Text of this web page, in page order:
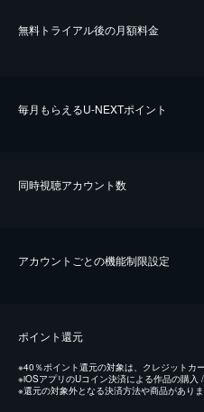
無料トライアル後の⽉額料金
毎⽉もらえるU-NEXTポイント
同時視聴アカウント数
アカウントごとの機能制限設定
ポイント還元
※40％ポイント還元の対象は、クレジットカ
※iOSアプリのUコイン決済による作品の購入
※還元の対象外となる決済方法や商品があり